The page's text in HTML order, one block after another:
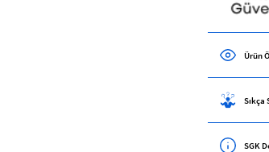
Ürün
Sıkça
SGK